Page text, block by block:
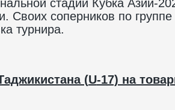
стадии Кубка Азии-
Своих соперников по
турнира.
(U-17) на